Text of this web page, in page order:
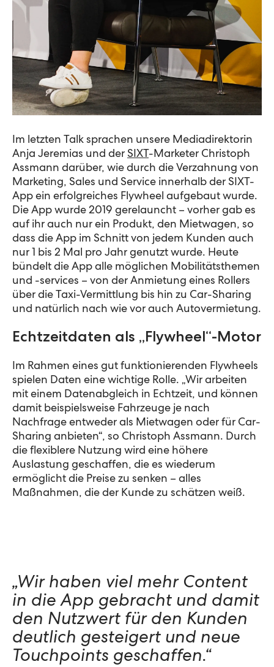
Im letzten Talk sprachen unsere Mediadirektorin
Anja Jeremias und der SIXT -Marketer Christoph
Assmann darüber, wie durch die Verzahnung von
Marketing, Sales und Service innerhalb der SIXT-
App ein erfolgreiches Flywheel aufgebaut wurde.
Die App wurde 2019 gerelauncht – vorher gab es
auf ihr auch nur ein Produkt, den Mietwagen, so
dass die App im Schnitt von jedem Kunden auch
nur 1 bis 2 Mal pro Jahr genutzt wurde. Heute
bündelt die App alle möglichen Mobilitätsthemen
und -services – von der Anmietung eines Rollers
über die Taxi-Vermittlung bis hin zu Car-Sharing
und natürlich nach wie vor auch Autovermietung.
Echtzeitdaten als „Flywheel“-Motor
Im Rahmen eines gut funktionierenden Flywheels
spielen Daten eine wichtige Rolle. „Wir arbeiten
mit einem Datenabgleich in Echtzeit, und können
damit beispielsweise Fahrzeuge je nach
Nachfrage entweder als Mietwagen oder für Car-
Sharing anbieten“, so Christoph Assmann. Durch
die flexiblere Nutzung wird eine höhere
Auslastung geschaffen, die es wiederum
ermöglicht die Preise zu senken – alles
Maßnahmen, die der Kunde zu schätzen weiß.
„Wir haben viel mehr Content
in die App gebracht und damit
den Nutzwert für den Kunden
deutlich gesteigert und neue
Touchpoints geschaffen.“